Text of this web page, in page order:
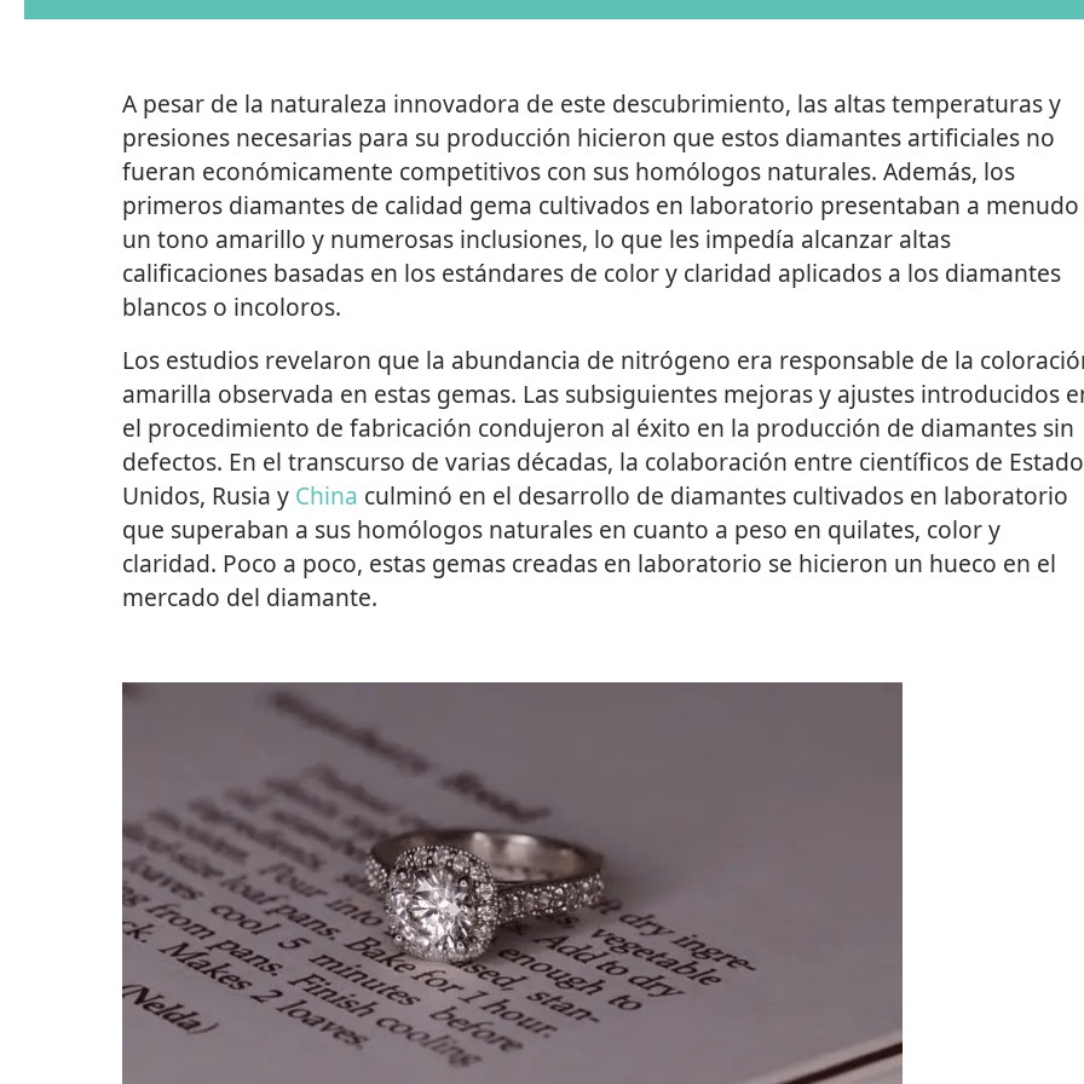
A pesar de la naturaleza innovadora de este descubrimiento, las altas temperaturas y
presiones necesarias para su producción hicieron que estos diamantes artificiales no
fueran económicamente competitivos con sus homólogos naturales. Además, los
primeros diamantes de calidad gema cultivados en laboratorio presentaban a menudo
un tono amarillo y numerosas inclusiones, lo que les impedía alcanzar altas
calificaciones basadas en los estándares de color y claridad aplicados a los diamantes
blancos o incoloros.
Los estudios revelaron que la abundancia de nitrógeno era responsable de la
amarilla observada en estas gemas. Las subsiguientes mejoras y ajustes introducidos
el procedimiento de fabricación condujeron al éxito en la producción de diamantes sin
defectos. En el transcurso de varias décadas, la colaboración entre científicos de
Unidos, Rusia y China culminó en el desarrollo de diamantes cultivados en laboratorio
que superaban a sus homólogos naturales en cuanto a peso en quilates, color y
claridad. Poco a poco, estas gemas creadas en laboratorio se hicieron un hueco en el
mercado del diamante.